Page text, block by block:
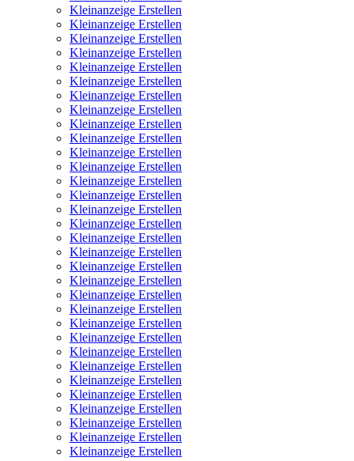
Kleinanzeige Erstellen
Kleinanzeige Erstellen
Kleinanzeige Erstellen
Kleinanzeige Erstellen
Kleinanzeige Erstellen
Kleinanzeige Erstellen
Kleinanzeige Erstellen
Kleinanzeige Erstellen
Kleinanzeige Erstellen
Kleinanzeige Erstellen
Kleinanzeige Erstellen
Kleinanzeige Erstellen
Kleinanzeige Erstellen
Kleinanzeige Erstellen
Kleinanzeige Erstellen
Kleinanzeige Erstellen
Kleinanzeige Erstellen
Kleinanzeige Erstellen
Kleinanzeige Erstellen
Kleinanzeige Erstellen
Kleinanzeige Erstellen
Kleinanzeige Erstellen
Kleinanzeige Erstellen
Kleinanzeige Erstellen
Kleinanzeige Erstellen
Kleinanzeige Erstellen
Kleinanzeige Erstellen
Kleinanzeige Erstellen
Kleinanzeige Erstellen
Kleinanzeige Erstellen
Kleinanzeige Erstellen
Kleinanzeige Erstellen